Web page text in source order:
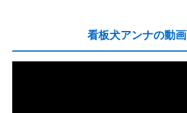
看板犬アンナの動画